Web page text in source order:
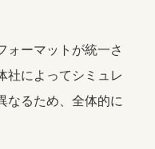
ォーマットが統一さ
社によってシミュレ
なるため、全体的に